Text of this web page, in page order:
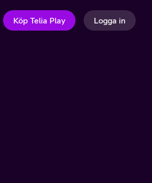
Köp Telia Play Logga in